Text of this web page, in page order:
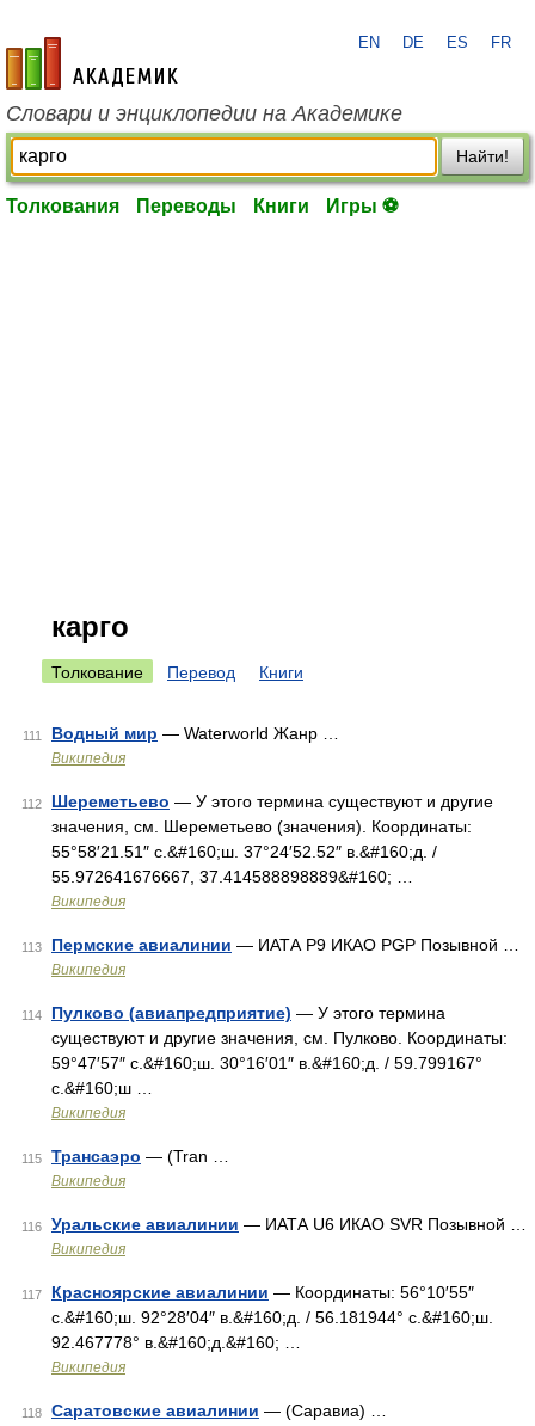
academic.ru
EN DE ES FR
Словари и энциклопедии на Академике
Найти!
Толкования Переводы Книги Игры ⚽
карго
Толкование Перевод Книги
111 Водный мир — Waterworld Жанр …
Википедия
112 Шереметьево — У этого термина существуют и другие
значения, см. Шереметьево (значения). Координаты:
55°58′21.51″ с.&#160;ш. 37°24′52.52″ в.&#160;д. /
55.972641676667, 37.414588898889&#160; …
Википедия
113 Пермские авиалинии — ИАТА P9 ИКАО PGP Позывной …
Википедия
114 Пулково (авиапредприятие) — У этого термина
существуют и другие значения, см. Пулково. Координаты:
59°47′57″ с.&#160;ш. 30°16′01″ в.&#160;д. / 59.799167°
с.&#160;ш …
Википедия
115 Трансаэро — (Tran …
Википедия
116 Уральские авиалинии — ИАТА U6 ИКАО SVR Позывной …
Википедия
117 Красноярские авиалинии — Координаты: 56°10′55″
с.&#160;ш. 92°28′04″ в.&#160;д. / 56.181944° с.&#160;ш.
92.467778° в.&#160;д.&#160; …
Википедия
118 Саратовские авиалинии — (Саравиа) …